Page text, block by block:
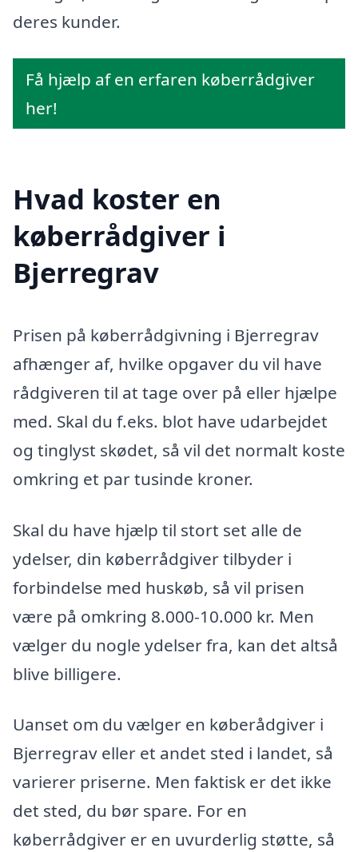
deres kunder.
Få hjælp af en erfaren køberrådgiver
her!
Hvad koster en
køberrådgiver i
Bjerregrav
Prisen på køberrådgivning i Bjerregrav
afhænger af, hvilke opgaver du vil have
rådgiveren til at tage over på eller hjælpe
med. Skal du f.eks. blot have udarbejdet
og tinglyst skødet, så vil det normalt koste
omkring et par tusinde kroner.
Skal du have hjælp til stort set alle de
ydelser, din køberrådgiver tilbyder i
forbindelse med huskøb, så vil prisen
være på omkring 8.000-10.000 kr. Men
vælger du nogle ydelser fra, kan det altså
blive billigere.
Uanset om du vælger en køberådgiver i
Bjerregrav eller et andet sted i landet, så
varierer priserne. Men faktisk er det ikke
det sted, du bør spare. For en
køberrådgiver er en uvurderlig støtte, så